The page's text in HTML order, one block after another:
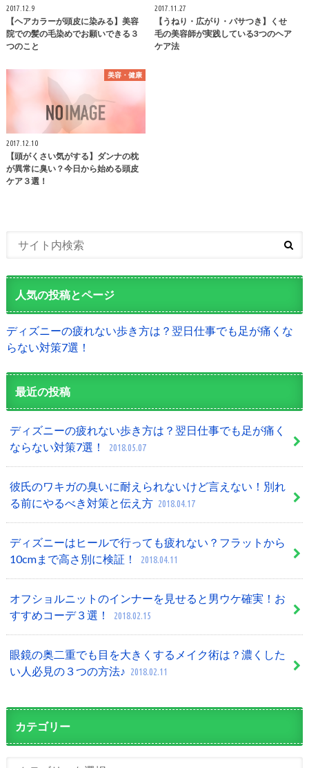
2017.12.9
【ヘアカラーが頭皮に染みる】美容
院での髪の毛染めでお願いできる３
つのこと
2017.11.27
【うねり・広がり・パサつき】くせ
毛の美容師が実践している3つのヘア
ケア法
美容・健康
2017.12.10
【頭がくさい気がする】ダンナの枕
が異常に臭い？今日から始める頭皮
ケア３選！
人気の投稿とページ
ディズニーの疲れない歩き方は？翌日仕事でも足が痛くな
らない対策7選！
最近の投稿
ディズニーの疲れない歩き方は？翌日仕事でも足が痛く
ならない対策7選！
2018.05.07
彼氏のワキガの臭いに耐えられないけど言えない！別れ
る前にやるべき対策と伝え方 2018.04.17
ディズニーはヒールで行っても疲れない？フラットから
10cmまで高さ別に検証！
2018.04.11
オフショルニットのインナーを見せると男ウケ確実！お
すすめコーデ３選！
2018.02.15
眼鏡の奥二重でも目を大きくするメイク術は？濃くした
い人必見の３つの方法♪ 2018.02.11
カテゴリー